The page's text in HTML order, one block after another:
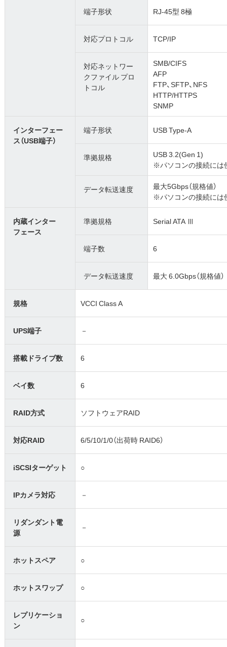
端子形状 RJ-45型 8極
対応プロトコル TCP/IP
対応ネットワー
クファイル プロ
トコル
SMB/CIFS
AFP
FTP、SFTP、NFS
HTTP/HTTPS
SNMP
インターフェー
ス（USB端子）
端子形状 USB Type-A
準拠規格
USB 3.2(Gen 1)
※パソコンの接続には
データ転送速度
最大5Gbps（規格値）
※パソコンの接続には
内蔵インター
フェース
準拠規格 Serial ATA Ⅲ
端子数 6
データ転送速度 最大 6.0Gbps（規格値）
規格 VCCI Class A
UPS端子 －
搭載ドライブ数 6
ベイ数 6
RAID方式 ソフトウェアRAID
対応RAID 6/5/10/1/0（出荷時 RAID6）
iSCSIターゲット ○
IPカメラ対応 －
リダンダント電
源
－
ホットスペア ○
ホットスワップ ○
レプリケーショ
ン
○